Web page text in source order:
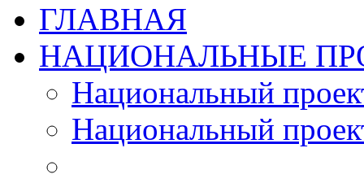
ГЛАВНАЯ
НАЦИОНАЛЬНЫЕ
Национальный
Национальный